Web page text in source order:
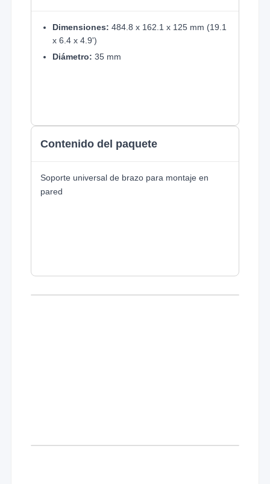
Dimensiones: 484.8 x 162.1 x 125 mm (19.1
x 6.4 x 4.9')
Diámetro: 35 mm
Contenido del paquete
Soporte universal de brazo para montaje en
pared